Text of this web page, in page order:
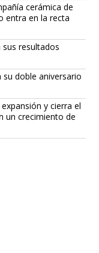
cerámica de
entra en la recta
sus resultados
su doble aniversario
y cierra el
un crecimiento de